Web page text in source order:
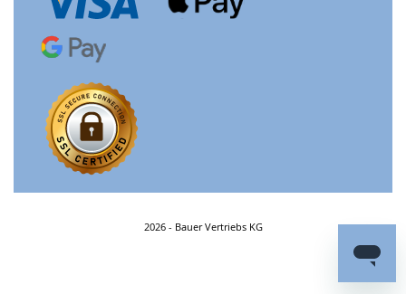
2026 - Bauer Vertriebs KG